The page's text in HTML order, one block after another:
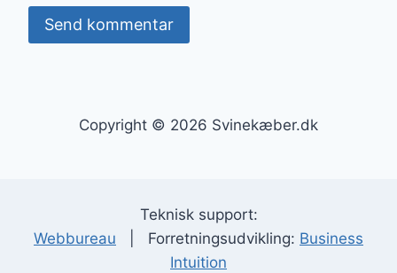
Copyright © 2026 Svinekæber.dk
Teknisk support:
Webbureau | Forretningsudvikling: Business
Intuition